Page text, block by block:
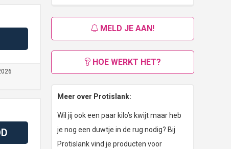
MELD JE AAN!
HOE WERKT HET?
Meer over Protislank:
Wil jij ook een paar kilo’s kwijt maar heb
je nog een duwtje in de rug nodig? Bij
Protislank vind je producten voor